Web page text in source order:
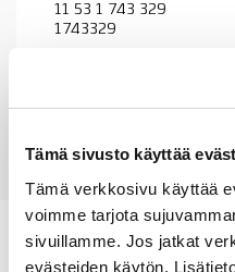
Tämä sivusto käyttää
Tämä verkkosivu käyttää
voimme tarjota
sivuillamme. Jos jatkat
evästeiden käytön.
11 53 1 743 329
1743329